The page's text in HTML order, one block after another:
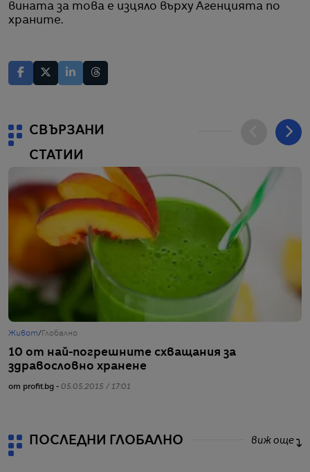
вината за това е изцяло върху Агенцията по
храните.
СВЪРЗАНИ
СТАТИИ
Живот/ Глобално
10 от най-погрешните схващания за
здравословно хранене
от profit.bg - 05.05.2015 / 17:01
ПОСЛЕДНИ ГЛОБАЛНО виж още